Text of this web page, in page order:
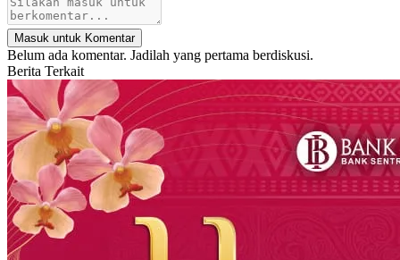
Masuk untuk Komentar
Belum ada komentar. Jadilah yang pertama berdiskusi.
Berita Terkait